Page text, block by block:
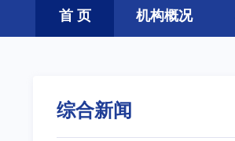
首 页 机构概况
综合新闻